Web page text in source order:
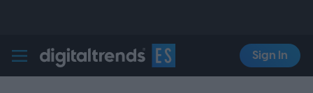
Digital Trends Español
Sign In